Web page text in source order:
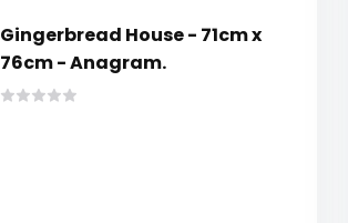
Gingerbread House - 71cm x
76cm - Anagram.